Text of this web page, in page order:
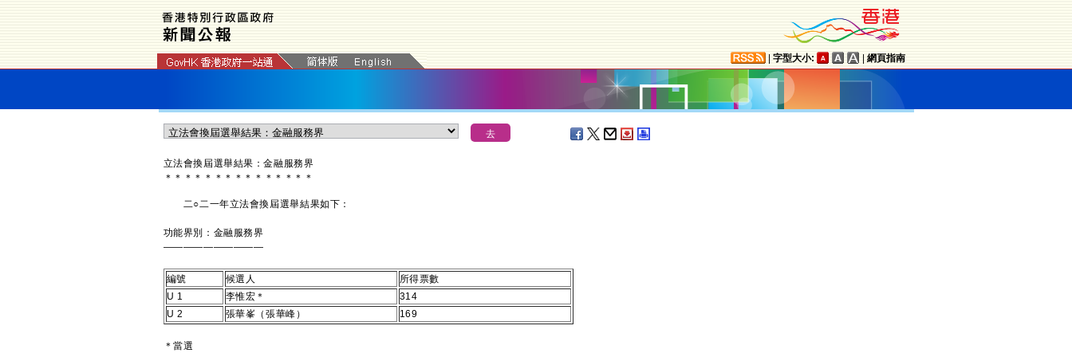
字型大小: 網頁指南
​立法會換屆選舉結果：金融服務界
＊ ＊ ＊ ＊ ＊ ＊ ＊ ＊ ＊ ＊ ＊ ＊ ＊ ＊ ＊
二○二一年立法會換屆選舉結果如下：
功能界別：金融服務界
——————————
編號 候選人
所得票數
U 1
李惟宏＊
314
U 2
張華峯（張華峰） 169
＊當選